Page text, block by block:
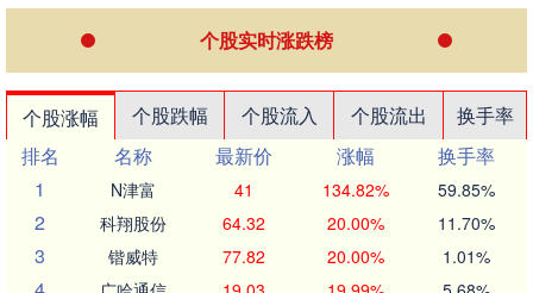
个股实时涨跌榜
个股涨幅 个股跌幅 个股流入 个股流出
换手率
排名
名称 最新价 涨幅
换手率
1
N津富 41 134.82% 59.85%
2 科翔股份 64.32 20.00% 11.70%
3 锴威特 77.82 20.00% 1.01%